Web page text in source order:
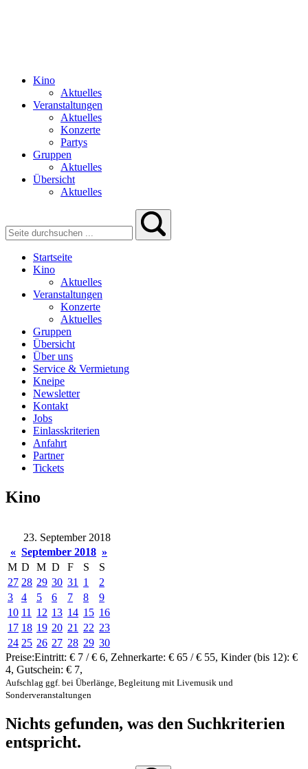
Kino
Aktuelles
Veranstaltungen
Aktuelles
Konzerte
Partys
Gruppen
Aktuelles
Übersicht
Aktuelles
Startseite
Kino
Aktuelles
Veranstaltungen
Konzerte
Aktuelles
Gruppen
Übersicht
Über uns
Service & Vermietung
Kneipe
Newsletter
Kontakt
Jobs
Einlasskriterien
Anfahrt
Partner
Tickets
Kino
23. September 2018
« September 2018 »
M D M D F S
S
27 28 29 30 31 1
2
3
4 5 6 7 8
9
10 11 12 13 14 15 16
17 18 19 20 21 22 23
24 25 26 27 28 29 30
Preise:Eintritt: € 7 / € 6, Zehnerkarte: € 65 / € 55, Kinder (bis 12): €
4, Gutschein: € 7,
Aufschlag ggf. bei Überlänge, Begleitung mit Livemusik und
Sonderveranstaltungen
Nichts gefunden, was den Suchkriterien
entspricht.